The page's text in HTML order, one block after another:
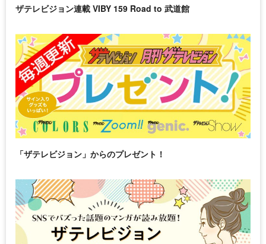
ザテレビジョン連載 VIBY 159 Road to 武道館
「ザテレビジョン」からのプレゼント！